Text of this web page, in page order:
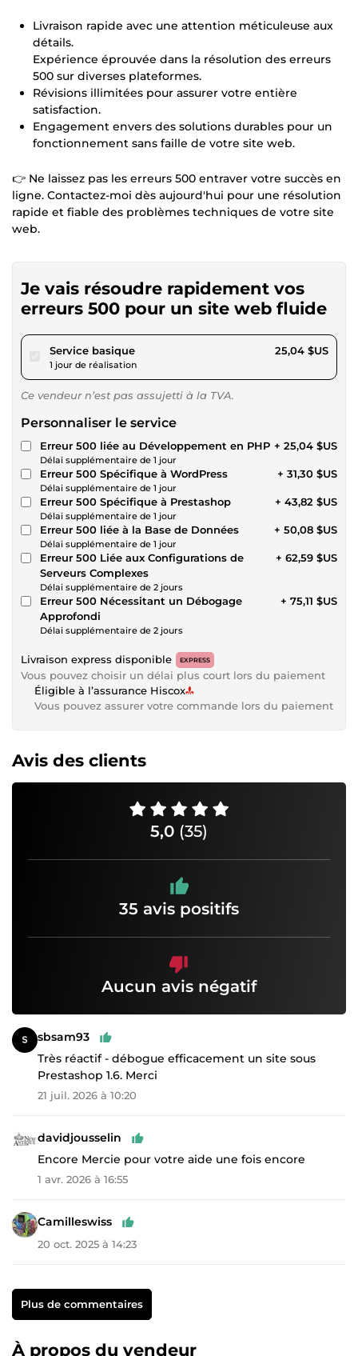
Livraison rapide avec une attention méticuleuse aux
détails.
Expérience éprouvée dans la résolution des erreurs
500 sur diverses plateformes.
Révisions illimitées pour assurer votre entière
satisfaction.
Engagement envers des solutions durables pour un
fonctionnement sans faille de votre site web.
👉 Ne laissez pas les erreurs 500 entraver votre succès en
ligne. Contactez-moi dès aujourd'hui pour une résolution
rapide et fiable des problèmes techniques de votre site
web.
Je vais résoudre rapidement vos
erreurs 500 pour un site web fluide
Service basiquepour 23,08 $US
1 jour de réalisation
25,04 $US
Ce vendeur n’est pas assujetti à la TVA.
Personnaliser le service
Erreur 500 liée au Développement en PHP
Délai supplémentaire de 1 jour
+ 25,04 $US
Erreur 500 Spécifique à WordPress
Délai supplémentaire de 1 jour
+ 31,30 $US
Erreur 500 Spécifique à Prestashop
Délai supplémentaire de 1 jour
+ 43,82 $US
Erreur 500 liée à la Base de Données
Délai supplémentaire de 1 jour
+ 50,08 $US
Erreur 500 Liée aux Configurations de
Serveurs Complexes
Délai supplémentaire de 2 jours
+ 62,59 $US
Erreur 500 Nécessitant un Débogage
Approfondi
Délai supplémentaire de 2 jours
+ 75,11 $US
Livraison express disponible EXPRESS
Vous pouvez choisir un délai plus court lors du paiement
Éligible à l’assurance Hiscox
Vous pouvez assurer votre commande lors du paiement
Avis des clients
5,0 (35)
35 avis positifs
Aucun avis négatif
sbsam93
Très réactif - débogue efficacement un site sous
Prestashop 1.6. Merci
21 juil. 2026 à 10:20
davidjousselin
Encore Mercie pour votre aide une fois encore
1 avr. 2026 à 16:55
Camilleswiss
20 oct. 2025 à 14:23
Plus de commentaires
À propos du vendeur